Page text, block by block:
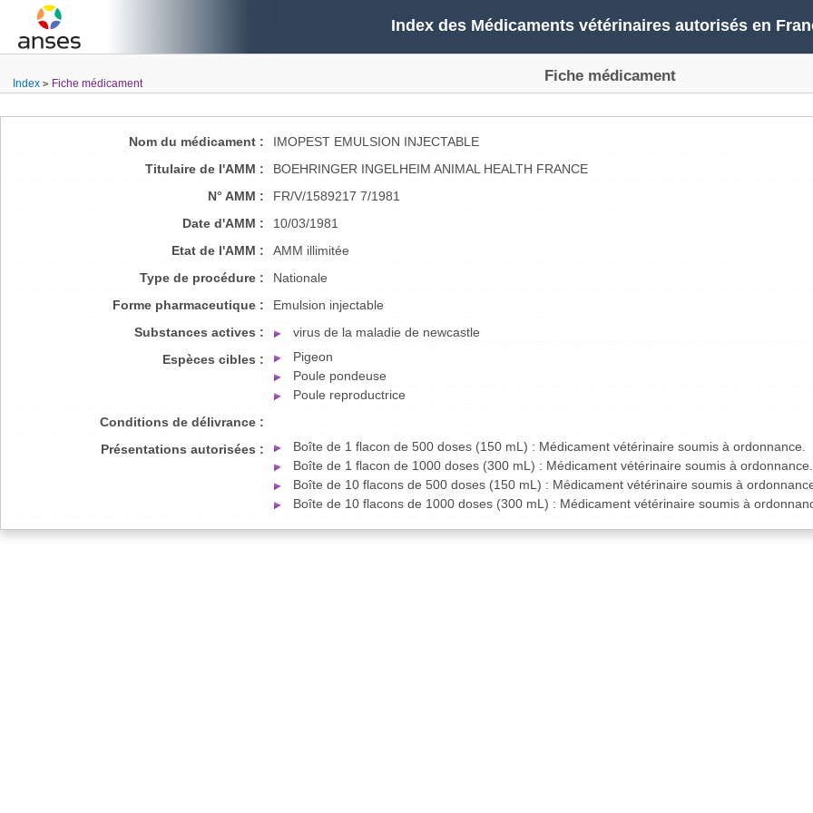
Index des Médicaments vétérinaires autorisés en
Index Fiche médicament Fiche médicament
Nom du médicament :
IMOPEST EMULSION INJECTABLE
Titulaire de l'AMM :
BOEHRINGER INGELHEIM ANIMAL HEALTH FRANCE
N° AMM :
FR/V/1589217 7/1981
Date d'AMM :
10/03/1981
Etat de l'AMM :
AMM illimitée
Type de procédure :
Nationale
Forme pharmaceutique :
Emulsion injectable
Substances actives :
virus de la maladie de newcastle
Espèces cibles :
Pigeon
Poule pondeuse
Poule reproductrice
Conditions de délivrance :
Présentations autorisées :
Boîte de 1 flacon de 500 doses (150 mL) : Médicament vétérinaire soumis à ordonnance.
Boîte de 1 flacon de 1000 doses (300 mL) : Médicament vétérinaire soumis à ordonnance.
Boîte de 10 flacons de 500 doses (150 mL) : Médicament vétérinaire soumis à
Boîte de 10 flacons de 1000 doses (300 mL) : Médicament vétérinaire soumis à